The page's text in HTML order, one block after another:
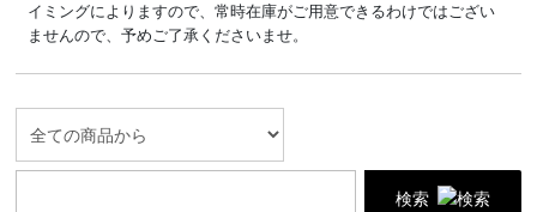
イミングによりますので、常時在庫がご用意できるわけではござい
ませんので、予めご了承くださいませ。
検索